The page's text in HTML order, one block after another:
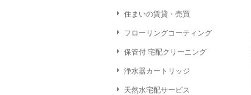
住まいの賃貸・売買
フローリングコーティング
保管付 宅配クリーニング
浄水器カートリッジ
天然水宅配サービス